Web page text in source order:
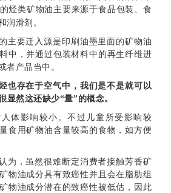
烃类矿物油主要来源于食品包装、食
润滑剂。
主要迁入源是印刷油墨里面的矿物油
中，并通过包装材料中的再生纤维进
者产品当中。
也存在于空气中，我们是不是就可以
显然这还缺少“量”的概念。
体影响较小。不过儿童所受影响较
食用矿物油含量较高的食物，如方便
为，虽然很难断定消费者接触芳香矿
物油成分具有致癌性并且会在脂肪组
物油成分潜在的致癌性被低估，因此